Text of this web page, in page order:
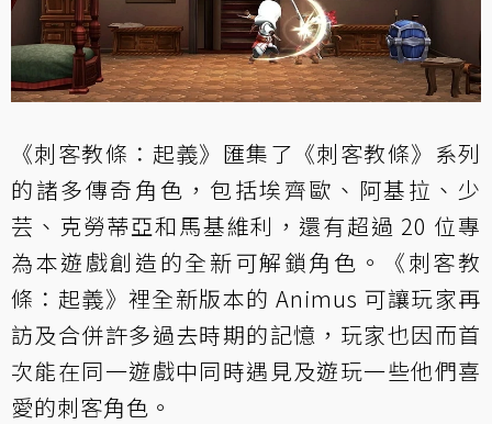
《刺客教條：起義》匯集了《刺客教條》系列
的諸多傳奇角色，包括埃齊歐、阿基拉、少
芸、克勞蒂亞和馬基維利，還有超過 20 位專
為本遊戲創造的全新可解鎖角色。《刺客教
條：起義》裡全新版本的 Animus 可讓玩家再
訪及合併許多過去時期的記憶，玩家也因而首
次能在同一遊戲中同時遇見及遊玩一些他們喜
愛的刺客角色。